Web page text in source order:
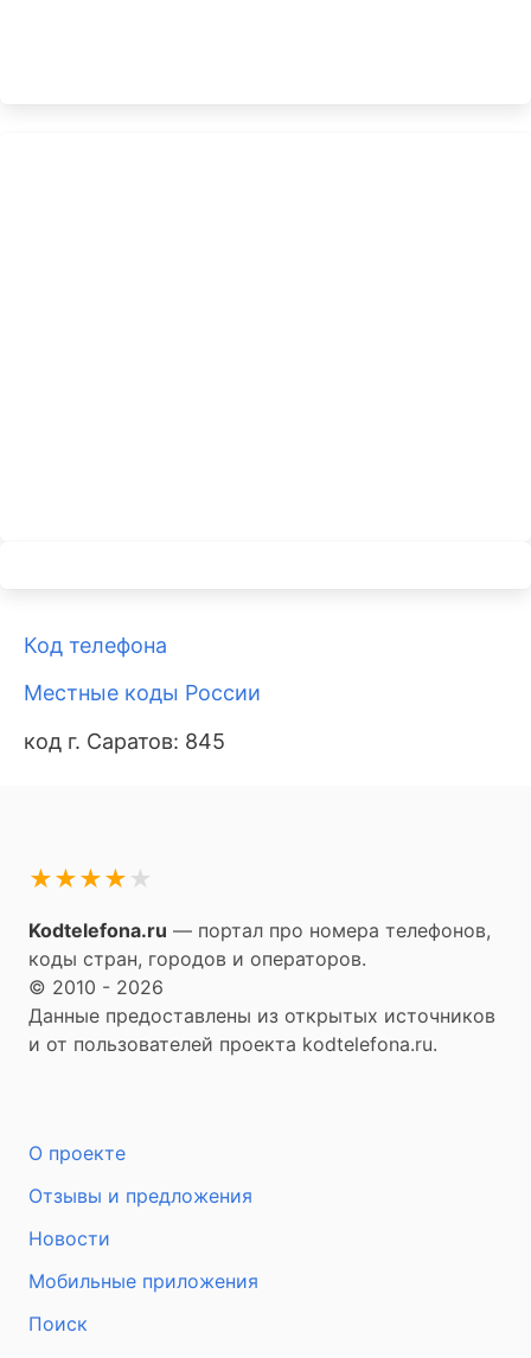
Код телефона
Местные коды России
код г. Саратов: 845
★
★
★
★
★
Kodtelefona.ru — портал про номера телефонов,
коды стран, городов и операторов.
© 2010 - 2026
Данные предоставлены из открытых источников
и от пользователей проекта kodtelefona.ru.
О проекте
Отзывы и предложения
Новости
Мобильные приложения
Поиск